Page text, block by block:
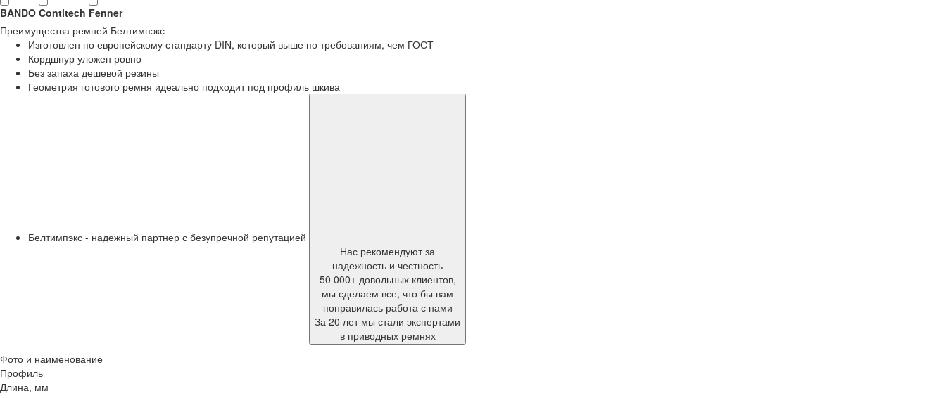
BANDO Contitech Fenner
Преимущества ремней Белтимпэкс
Изготовлен по европейскому стандарту DIN, который выше по требованиям, чем ГОСТ
Кордшнур уложен ровно
Без запаха дешевой резины
Геометрия готового ремня идеально подходит под профиль шкива
Белтимпэкс - надежный партнер с безупречной репутацией
Нас рекомендуют за
надежность и честность
50 000+ довольных клиентов,
мы сделаем все, что бы вам
понравилась работа с нами
За 20 лет мы стали экспертами
в приводных ремнях
Фото и наименование
Профиль
Длина, мм